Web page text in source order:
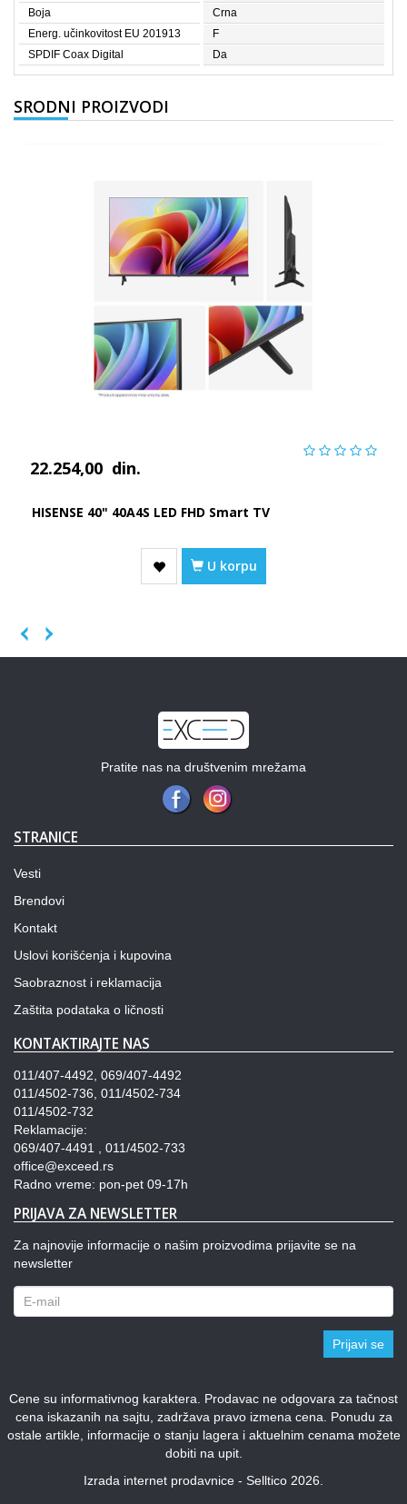
Boja
Crna
Energ. učinkovitost EU 201913
F
SPDIF Coax Digital
Da
SRODNI PROIZVODI
22.254,00 din.
HISENSE 40" 40A4S LED FHD Smart TV
U korpu
Pratite nas na društvenim mrežama
STRANICE
Vesti
Brendovi
Kontakt
Uslovi korišćenja i kupovina
Saobraznost i reklamacija
Zaštita podataka o ličnosti
KONTAKTIRAJTE NAS
011/407-4492, 069/407-4492
011/4502-736, 011/4502-734
011/4502-732
Reklamacije:
069/407-4491 , 011/4502-733
office@exceed.rs
Radno vreme: pon-pet 09-17h
PRIJAVA ZA NEWSLETTER
Za najnovije informacije o našim proizvodima prijavite se na
newsletter
Prijavi se
Cene su informativnog karaktera. Prodavac ne odgovara za tačnost
cena iskazanih na sajtu, zadržava pravo izmena cena. Ponudu za
ostale artikle, informacije o stanju lagera i aktuelnim cenama možete
dobiti na upit.
Izrada internet prodavnice - Selltico 2026.